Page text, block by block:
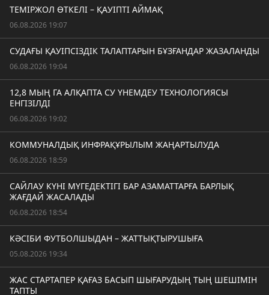
ТЕМІРЖОЛ ӨТКЕЛІ – ҚАУІПТІ АЙМАҚ
06.08.2026 19:07
СУДАҒЫ ҚАУІПСІЗДІК ТАЛАПТАРЫН БҰЗҒАНДАР ЖАЗАЛАНДЫ
06.08.2026 19:04
12,8 МЫҢ ГА АЛҚАПТА СУ ҮНЕМДЕУ ТЕХНОЛОГИЯСЫ
ЕНГІЗІЛДІ
06.08.2026 19:02
КОММУНАЛДЫҚ ИНФРАҚҰРЫЛЫМ ЖАҢАРТЫЛУДА
06.08.2026 18:59
САЙЛАУ КҮНІ МҮГЕДЕКТІГІ БАР АЗАМАТТАРҒА БАРЛЫҚ
ЖАҒДАЙ ЖАСАЛАДЫ
06.08.2026 18:54
КӘСІБИ ФУТБОЛШЫДАН – ЖАТТЫҚТЫРУШЫҒА
05.08.2026 19:34
ЖАС СТАРТАПЕР ҚАҒАЗ БАСЫП ШЫҒАРУДЫҢ ТЫҢ ШЕШІМІН
ТАПТЫ